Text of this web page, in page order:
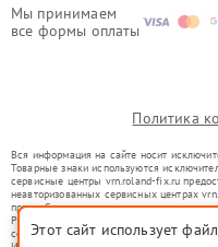
Мы принимаем
все формы оплаты
Политика
Вся информация на сайте носит
Товарные знаки используются
сервисные центры vrn.roland-fix.ru
неавторизованных сервисных центрах
правообладателями товарных знаков
Ремонт осуществляется для устройств,
со статьей 1487 ГК РФ.
Этот сайт использует